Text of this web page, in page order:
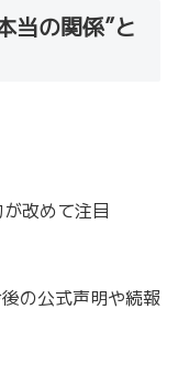
当の関係”と
改めて注目
の公式声明や続報